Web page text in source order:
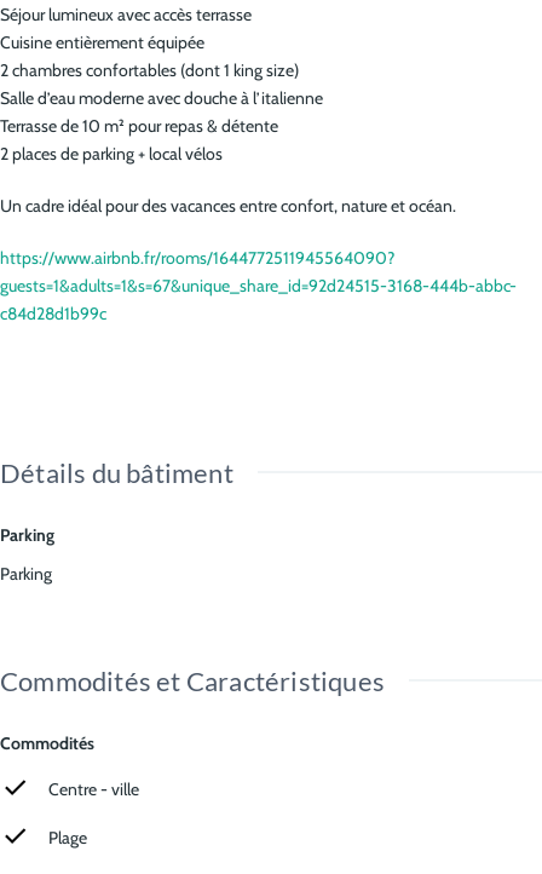
Séjour lumineux avec accès terrasse
Cuisine entièrement équipée
2 chambres confortables (dont 1 king size)
Salle d’eau moderne avec douche à l’italienne
Terrasse de 10 m² pour repas & détente
2 places de parking + local vélos
Un cadre idéal pour des vacances entre confort, nature et océan.
https://www.airbnb.fr/rooms/1644772511945564090?
guests=1&adults=1&s=67&unique_share_id=92d24515-3168-444b-abbc-
c84d28d1b99c
Détails du bâtiment
Parking
Parking
Commodités et Caractéristiques
Commodités
Centre - ville
Plage